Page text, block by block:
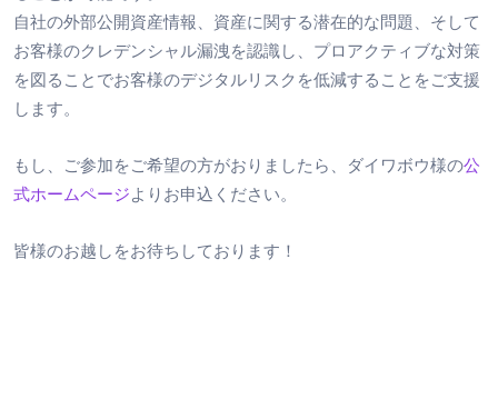
自社の外部公開資産情報、資産に関する潜在的な問題、そして
お客様のクレデンシャル漏洩を認識し、プロアクティブな対策
を図ることでお客様のデジタルリスクを低減することをご支援
します。
もし、ご参加をご希望の方がおりましたら、ダイワボウ様の公
式ホームページよりお申込ください。
皆様のお越しをお待ちしております！